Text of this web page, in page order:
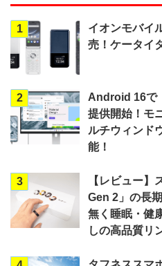
1
イオンモバイ
売！ケータイ
2
Android 16で
提供開始！モ
ルチウィンド
能！
3
【レビュー
Gen 2」の長
無く睡眠・健
しの高品質リ